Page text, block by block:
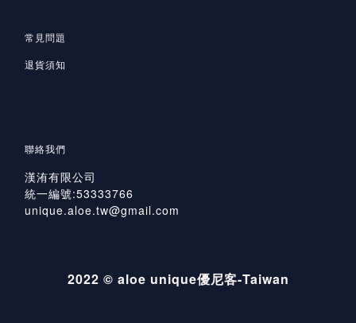
常見問題
退貨須知
聯絡我們
漢洧有限公司
統一編號:53333766
unique.aloe.tw@gmail.com
2022 © aloe unique優尼客-Taiwan